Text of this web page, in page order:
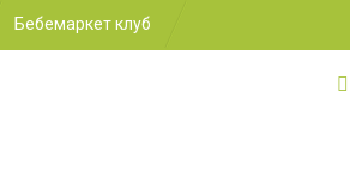
Бебемаркет клуб